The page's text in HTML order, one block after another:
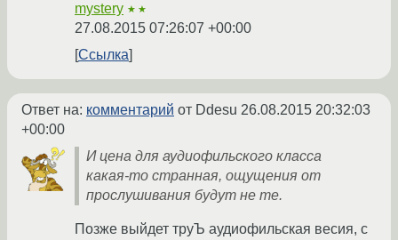
mystery ★★
27.08.2015 07:26:07 +00:00
Ссылка
Ответ на: комментарий от Ddesu 26.08.2015 20:32:03
+00:00
И цена для аудиофильского класса
какая-то странная, ощущения от
прослушивания будут не те.
Позже выйдет труЪ аудиофильская весия, с